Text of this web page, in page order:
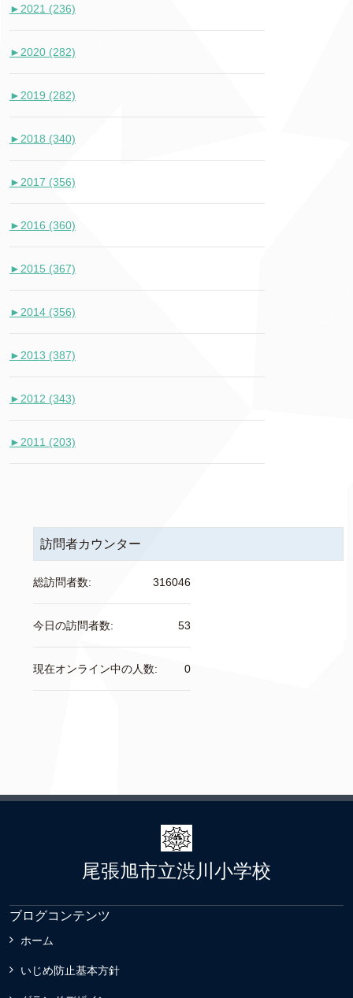
► 2021 (236)
► 2020 (282)
► 2019 (282)
► 2018 (340)
► 2017 (356)
► 2016 (360)
► 2015 (367)
► 2014 (356)
► 2013 (387)
► 2012 (343)
► 2011 (203)
訪問者カウンター
316046
総訪問者数:
53
今日の訪問者数:
0
現在オンライン中の人数:
尾張旭市立渋川小学校
ブログコンテンツ
ホーム
いじめ防止基本方針